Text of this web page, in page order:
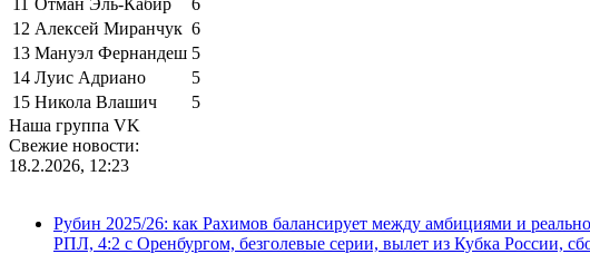
12 Алексей Миранчук 6
13 Мануэл Фернандеш 5
14 Луис Адриано
5
15 Никола Влашич
5
Наша группа VK
Свежие новости:
18.2.2026, 12:23
Рубин 2025/26: как Рахимов балансирует между амбициями и
РПЛ, 4:2 с Оренбургом, безголевые серии, вылет из Кубка России,